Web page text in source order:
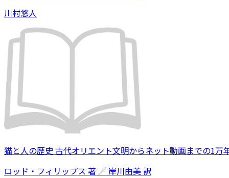
川村悠人
猫と人の歴史 古代オリエント文明からネット動画までの1万
ロッド・フィリップス 著 ／ 岸川由美 訳